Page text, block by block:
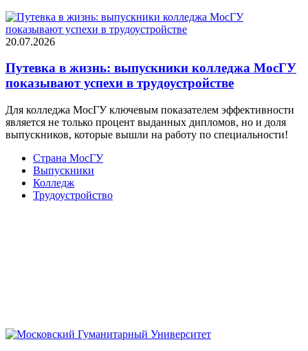
20.07.2026
Путевка в жизнь: выпускники колледжа МосГУ
показывают успехи в трудоустройстве
Для колледжа МосГУ ключевым показателем эффективности
является не только процент выданных дипломов, но и доля
выпускников, которые вышли на работу по специальности!
Страна МосГУ
Выпускники
Колледж
Трудоустройство